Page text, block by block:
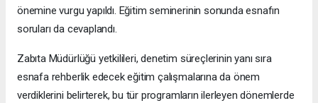
önemine vurgu yapıldı. Eğitim seminerinin sonunda esnafın
soruları da cevaplandı.
Zabıta Müdürlüğü yetkilileri, denetim süreçlerinin yanı sıra
esnafa rehberlik edecek eğitim çalışmalarına da önem
verdiklerini belirterek, bu tür programların ilerleyen dönemlerde